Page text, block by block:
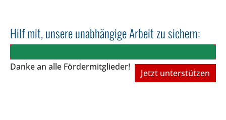
Hilf mit, unsere unabhängige Arbeit zu sichern:
Danke an alle Fördermitglieder!
Jetzt unterstützen